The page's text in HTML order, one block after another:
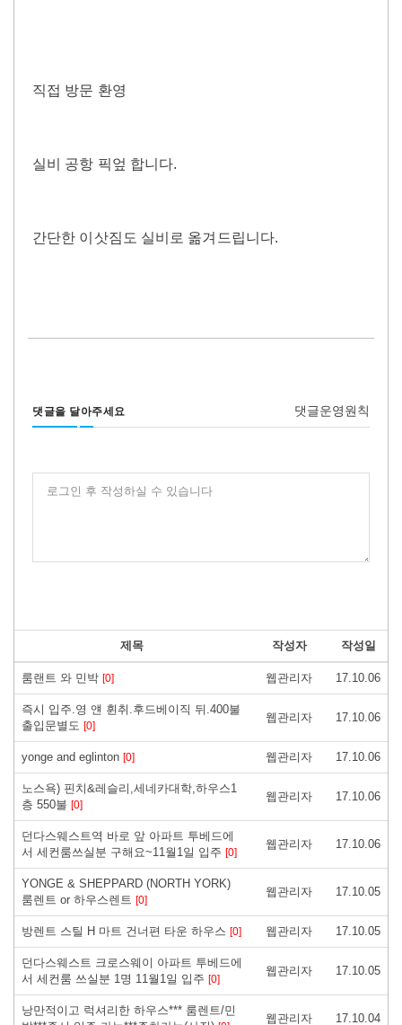
직접 방문 환영
실비 공항 픽엎 합니다.
간단한 이삿짐도 실비로 옮겨드립니다.
댓글을 달아주세요 댓글운영원칙
로그인 후 작성하실 수 있습니다
제목 작성자 작성일
룸랜트 와 민박 [0] 웹관리자 17.10.06
즉시 입주.영 얜 휜취.후드베이직 뒤.400불
출입문별도 [0]
웹관리자 17.10.06
yonge and eglinton [0] 웹관리자 17.10.06
노스욕) 핀치&레슬리,세네카대학,하우스1
층 550불 [0]
웹관리자 17.10.06
던다스웨스트역 바로 앞 아파트 투베드에
서 세컨룸쓰실분 구해요~11월1일 입주 [0]
웹관리자 17.10.06
YONGE & SHEPPARD (NORTH YORK)
룸렌트 or 하우스렌트 [0]
웹관리자 17.10.05
방렌트 스틸 H 마트 건너편 타운 하우스 [0] 웹관리자 17.10.05
던다스웨스트 크로스웨이 아파트 투베드에
서 세컨룸 쓰실분 1명 11월1일 입주 [0]
웹관리자 17.10.05
낭만적이고 럭셔리한 하우스*** 룸렌트/민
웹관리자 17.10.04